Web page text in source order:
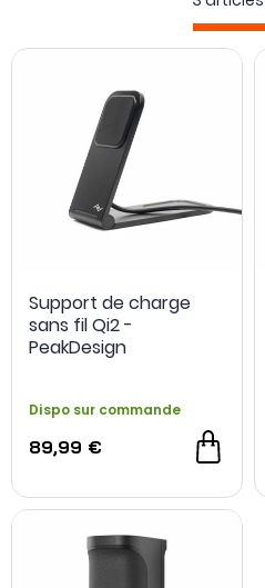
associent ainsi maintien et
installation plus immédiate
standard utilisé restent
sa coque et à l’alimentation
L’énergie peut aussi s’intégrer
de prise de vue.
smartphoneaméliore par
lors de la photographie ou de
Support de charge
sans fil Qi2 -
PeakDesign
Dispo sur commande
89,99 €